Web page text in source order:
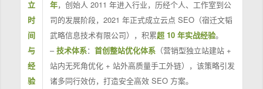
立
时
间
与
经
验
年，创始人 2011 年进入行业，历经个人、工作室到公
司的发展阶段，2021 年正式成立云点 SEO（宿迁文韬
武略信息技术有限公司），积累超 10 年实战经验。
–技术体系： 首创整站优化体系（营销型独立站建站 +
站内无死角优化 + 站外高质量手工外链），该策略引发
诸多同行效仿，打造安全高效 SEO 方案。